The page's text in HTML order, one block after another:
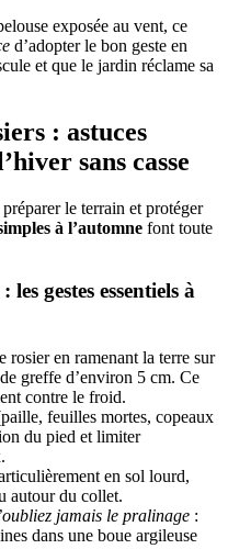
exposée au vent, ce
d’adopter le bon geste en
et que le jardin réclame sa
: astuces
sans casse
le terrain et protéger
à l’automne font toute
gestes essentiels à
rosier en ramenant la terre sur
greffe d’environ 5 cm. Ce
contre le froid.
feuilles mortes, copeaux
du pied et limiter
en sol lourd,
autour du collet.
jamais le pralinage :
dans une boue argileuse